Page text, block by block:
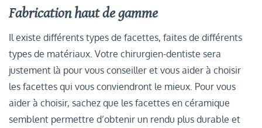
Fabrication haut de gamme
Il existe différents types de facettes, faites de différents
types de matériaux. Votre chirurgien-dentiste sera
justement là pour vous conseiller et vous aider à choisir
les facettes qui vous conviendront le mieux. Pour vous
aider à choisir, sachez que les facettes en céramique
semblent permettre d’obtenir un rendu plus durable et